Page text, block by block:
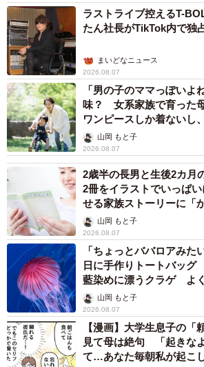
「完全に同化してますやん。素晴らし
「にゃにゃこさんは外よりのお客様も
「看板娘のお仕事（寝ながらですが）
ラストライブ控えるT-
たん社長がTikTok内で独
まいどなニュース
2026.08.07
「男の子のママっぽいよ
味？ 女系家族で育った
ワンピースしか着ない
へんが…
山岡 もと子
2026.08.07
2歳半の長男と生後2カ
2冊をイラストでいっぱ
せる家族ストーリーに「
山岡 もと子
2026.08.07
「ちょっとババロアみた
日に手作りトートバッ
藍染めに漂うクラゲ よ
ごい」山岡 もと子
2026.08.07
【漫画】大学生息子の「
見て母は絶句 「起きな
て…あなた毎朝私が起こ